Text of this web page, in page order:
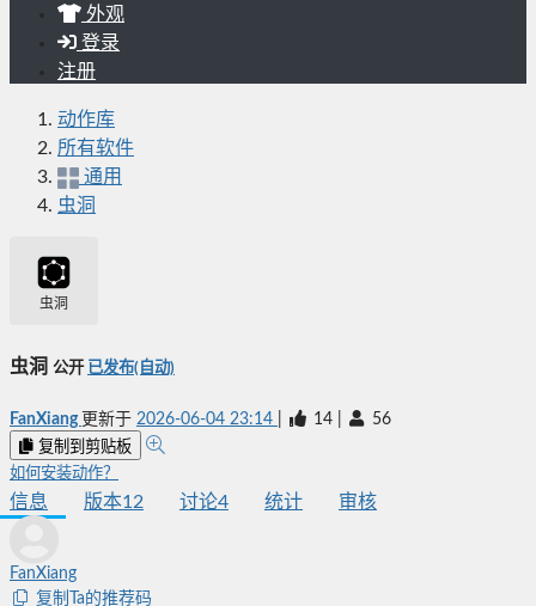
外观
登录
注册
动作库
所有软件
通用
虫洞
虫洞
虫洞 公开 已发布(自动)
FanXiang 更新于 2026-06-04 23:14 14 56
复制到剪贴板
如何安装动作？
信息 版本12 讨论4 统计 审核
FanXiang
复制Ta的推荐码